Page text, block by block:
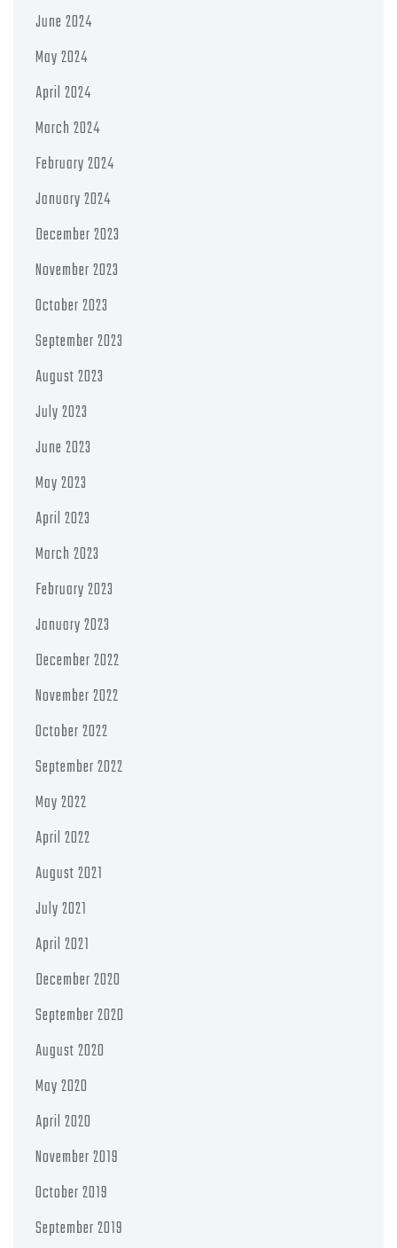
June 2024
May 2024
April 2024
March 2024
February 2024
January 2024
December 2023
November 2023
October 2023
September 2023
August 2023
July 2023
June 2023
May 2023
April 2023
March 2023
February 2023
January 2023
December 2022
November 2022
October 2022
September 2022
May 2022
April 2022
August 2021
July 2021
April 2021
December 2020
September 2020
August 2020
May 2020
April 2020
November 2019
October 2019
September 2019